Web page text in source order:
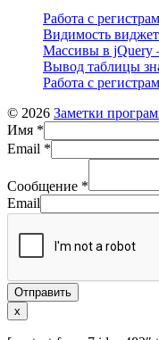
Работа с
Видимость
Массивы в jQuery
Вывод таблицы
Работа с
© 2026 Заметки
Имя *
Email *
Сообщение *
Email
Отправить
x